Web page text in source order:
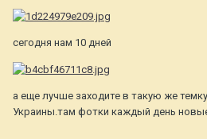
сегодня нам 10 дней
а еще лучше заходите в такую же
Украины.там фотки каждый день